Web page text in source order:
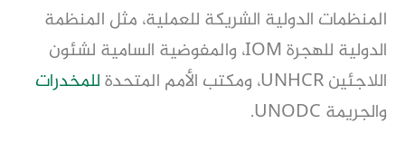
المنظمات الدولية الشريكة للعملية، مثل المنظمة
الدولية للهجرة IOM، والمفوضية السامية لشئون
اللاجئين UNHCR، ومكتب الأمم المتحدة
للمخدرات
والجريمة UNODC.